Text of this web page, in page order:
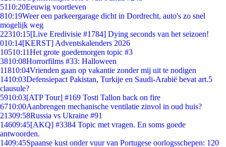
5110:20Eeuwig voortleven
810:19Weer een parkeergarage dicht in Dordrecht, auto's zo snel
mogelijk weg
22310:15[Live Eredivisie #1784] Dying seconds van het seizoen!
010:14[KERST] Adventskalenders 2026
10510:11Het grote goedemorgen topic #3
3810:08Horrorfilms #33: Halloween
11810:04Vrienden gaan op vakantie zonder mij uit te nodigen
1410:03Defensiepact Pakistan, Turkije en Saudi-Arabië bevat art.5
clausule?
5910:03[ATP Tour] #169 Tosti Tallon back on fire
6710:00Aanbrengen mechanische ventilatie zinvol in oud huis?
21309:58Russia vs Ukraine #91
14609:45[AKQ] #3384 Topic met vragen. En soms goede
antwoorden.
1409:45Spaanse kust onder vuur van Portugese oorlogsschepen: 120